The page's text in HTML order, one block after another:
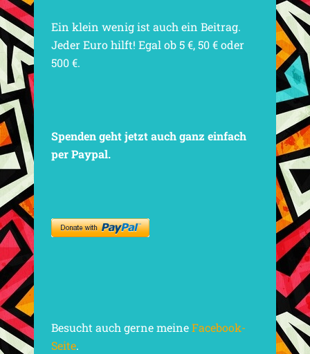
Ein klein wenig ist auch ein Beitrag.
Jeder Euro hilft! Egal ob 5 €, 50 € oder
500 €.
Spenden geht jetzt auch ganz einfach
per Paypal.
Besucht auch gerne meineFacebook-
Seite.